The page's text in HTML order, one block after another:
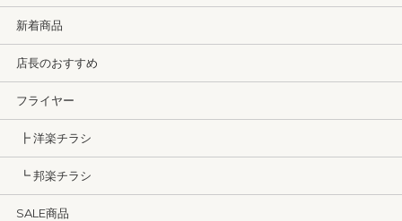
新着商品
店長のおすすめ
フライヤー
┣ 洋楽チラシ
┗ 邦楽チラシ
SALE商品